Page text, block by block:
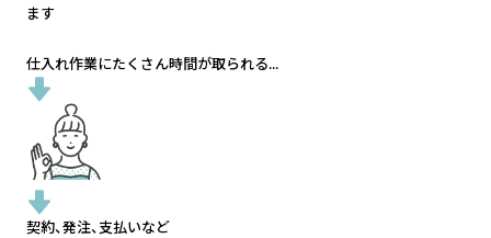
ます
仕入れ作業にたくさん時間が取られる...
契約、発注、支払いなど